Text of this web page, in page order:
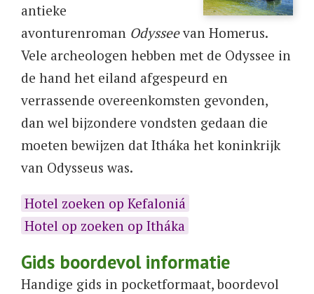
antieke
avonturenroman Odysseevan Homerus.
Vele archeologen hebben met de Odyssee in
de hand het eiland afgespeurd en
verrassende overeenkomsten gevonden,
dan wel bijzondere vondsten gedaan die
moeten bewijzen dat Itháka het koninkrijk
van Odysseus was.
Hotel zoeken op Kefaloniá
Hotel op zoeken op Itháka
Gids boordevol informatie
Handige gids in pocketformaat, boordevol